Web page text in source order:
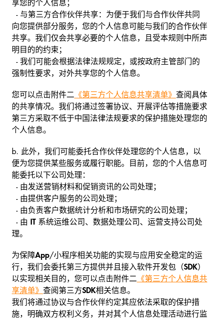
享您的个人信息；
- 与第三方合作伙伴共享：为便于我们与合作伙伴共同
向您提供部分服务，您的个人信息可能与我们的合作伙伴
共享。我们仅会共享必要的个人信息，且受本规则中所声
明目的的约束；
- 我们可能会根据法律法规规定，或按政府主管部门的
强制性要求，对外共享您的个人信息。
您可以点击附件二《第三方个人信息共享清单》 查阅具体
的共享情况。我们将通过签署协议、开展评估等措施要求
第三方采取不低于中国法律法规要求的保护措施处理您的
个人信息。
b. 此外，我们可能委托合作伙伴处理您的个人信息，以
便为您提供某些服务或履行职能。目前，您的个人信息可
能委托以下公司处理：
- 由发送营销材料和促销资讯的公司处理；
- 由提供客户服务的公司处理；
- 由负责客户数据统计分析和市场研究的公司处理；
- 由 IT 系统运维公司、数据处理公司、运营支持公司处
理。
为保障App/小程序相关功能的实现与应用安全稳定的运
行，我们会委托第三方提供并且接入软件开发包（SDK）
以实现相关目的，您可以点击附件二《第三方个人信息共
享清单》 查阅第三方SDK相关信息。
我们将通过协议与合作伙伴约定其应依法采取的保护措
施，明确双方权利义务，并对其个人信息处理活动进行监